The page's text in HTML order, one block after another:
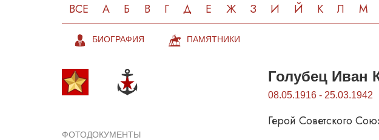
ВСЕ А Б В Г Д Е Ж З И Й К Л М
БИОГРАФИЯ ПАМЯТНИКИ
ФОТОДОКУМЕНТЫ
Голубец Иван
08.05.1916 - 25.03.1942
Герой Советского